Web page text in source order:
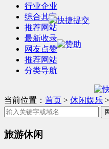
行业企业
综合其它
推荐网站
最新收录
网友点赞
推荐网站
分类导航
当前位置： 首页 > 休闲娱乐 >
旅游休闲